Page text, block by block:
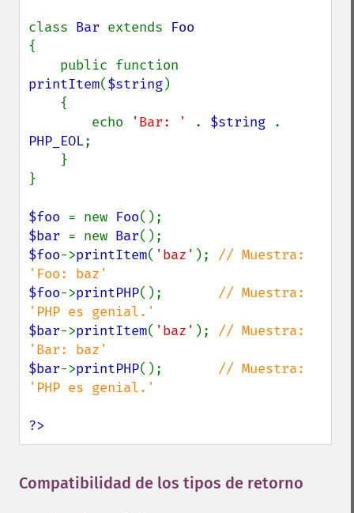
class Bar extends
{
printItem($string)
        echo
'Bar: ' . $string
PHP_EOL;
}
$foo = new Foo
$bar = new Bar
$foo->printItem( 'baz' ); // Muestra:
$foo->printPHP(); // Muestra:
$bar->printItem( 'baz' ); // Muestra:
$bar->printPHP(); // Muestra:
'PHP es genial.'
?>
Compatibilidad de los tipos de retorno